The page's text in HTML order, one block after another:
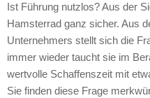
Ist Führung nutzlos? Aus der
Hamsterrad ganz sicher. Aus
Unternehmers stellt sich die
immer wieder taucht sie im
wertvolle Schaffenszeit mit
Sie finden diese Frage